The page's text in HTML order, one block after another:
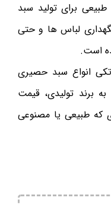
طبیعی برای تولید سبد
لباس ها و حتی
است.
انواع سبد حصیری
برند تولیدی، قیمت
که طبیعی یا مصنوعی